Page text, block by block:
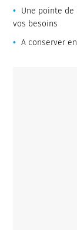
Une pointe de
vos besoins
A conserver